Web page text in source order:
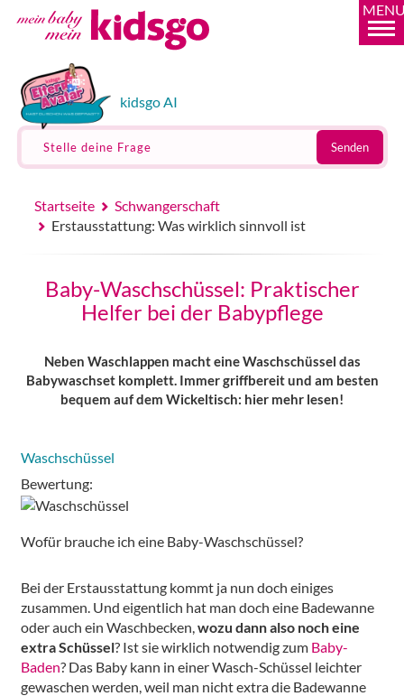
kidsgo AI
Stelle deine Frage Senden
Startseite
Schwangerschaft
Erstausstattung: Was wirklich sinnvoll ist
Baby-Waschschüssel: Praktischer
Helfer bei der Babypflege
Neben Waschlappen macht eine Waschschüssel das
Babywaschset komplett. Immer griffbereit und am besten
bequem auf dem Wickeltisch: hier mehr lesen!
Waschschüssel
Bewertung:
Wofür brauche ich eine Baby-Waschschüssel?
Bei der Erstausstattung kommt ja nun doch einiges
zusammen. Und eigentlich hat man doch eine Badewanne
oder auch ein Waschbecken,wozu dann also noch eine
extra Schüssel? Ist sie wirklich notwendig zum Baby-
Baden? Das Baby kann in einer Wasch-Schüssel leichter
gewaschen werden, weil man nicht extra die Badewanne